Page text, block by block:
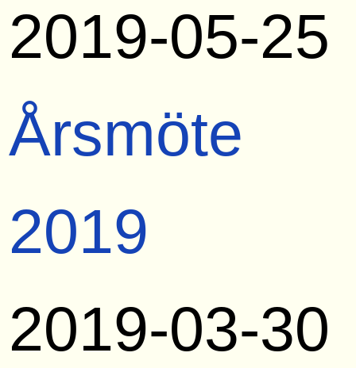
2019-05-25
Årsmöte
2019
2019-03-30